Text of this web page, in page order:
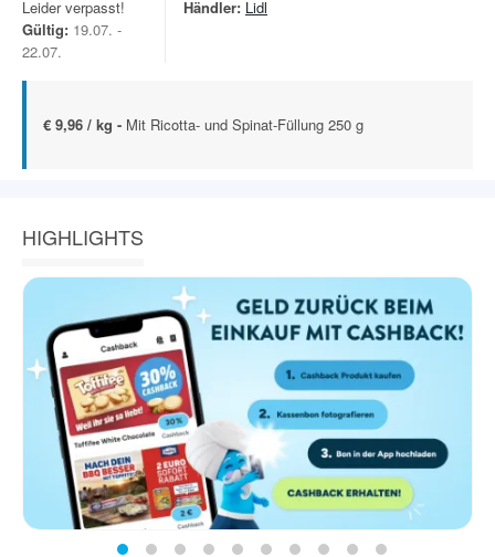
Leider verpasst!
Gültig: 19.07. -
22.07.
Händler: Lidl
€ 9,96 / kg - Mit Ricotta- und Spinat-Füllung 250 g
HIGHLIGHTS